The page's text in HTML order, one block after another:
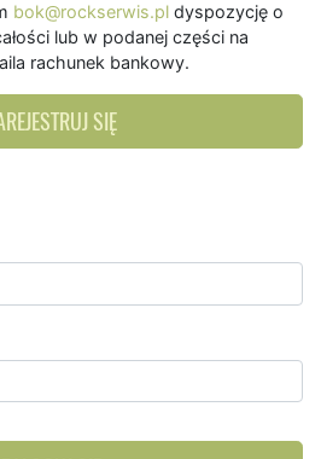
bok@rockserwis.pl dyspozycję o
lub w podanej części na
rachunek bankowy.
SIĘ